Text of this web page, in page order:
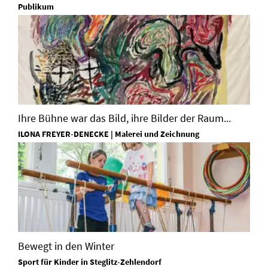
Publikum
Ihre Bühne war das Bild, ihre Bilder der Raum...
ILONA FREYER-DENECKE | Malerei und Zeichnung
Bewegt in den Winter
Sport für Kinder in Steglitz-Zehlendorf